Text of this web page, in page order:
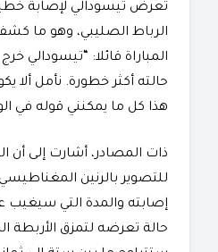
تعرض تيسودالي لإصابة
الرباط الصليبي، وهو ما
المباراة قائلا: “تيسودالي
حالته أكثر خطورة. نأمل ألا
هذا كل ما يمكنني قوله في
ذات المصادر، أشارت إلى
للتصوير بالرنين
إصابته والمدة التي سيغيب
حالة تعرضه لتمزق الأربطة